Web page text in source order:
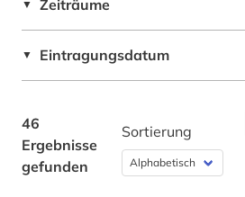
forschung (1)
forschungsbericht (1)
forschungsdaten (1)
▼ Zeiträume
▼ Eintragungsdatum
46
Ergebnisse
gefunden
Sortierung